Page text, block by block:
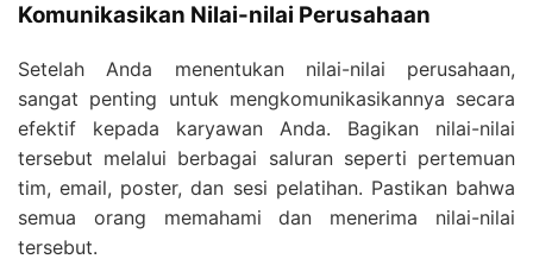
Komunikasikan Nilai-nilai Perusahaan
Setelah Anda menentukan nilai-nilai perusahaan,
sangat penting untuk mengkomunikasikannya secara
efektif kepada karyawan Anda. Bagikan nilai-nilai
tersebut melalui berbagai saluran seperti pertemuan
tim, email, poster, dan sesi pelatihan. Pastikan bahwa
semua orang memahami dan menerima nilai-nilai
tersebut.